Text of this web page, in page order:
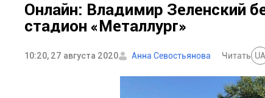
Онлайн: Владимир Зеленский
стадион «Металлург»
10:20, 27 августа 2020 Анна Севостьянова Читать UA